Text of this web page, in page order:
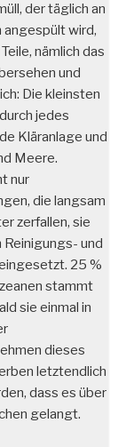
der täglich an
wird,
nämlich das
und
Die kleinsten
jedes
Kläranlage und
Meere.
nur
die langsam
zerfallen, sie
Reinigungs- und
25 %
stammt
sie einmal in
dieses
letztendlich
dass es über
gelangt.